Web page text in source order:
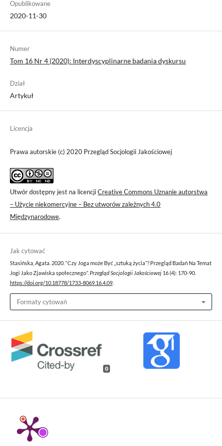
Opublikowane
2020-11-30
Numer
Tom 16 Nr 4 (2020): Interdyscyplinarne badania dyskursu
Dział
Artykuł
Licencja
Prawa autorskie (c) 2020 Przegląd Socjologii Jakościowej
Utwór dostępny jest na licencjiCreative Commons Uznanie autorstwa
– Użycie niekomercyjne – Bez utworów zależnych 4.0
Międzynarodowe.
Jak cytować
Stasińska, Agata. 2020. “Czy Joga może Być „sztuką życia”? Przegląd Badań Na Temat
Jogi Jako Zjawiska społecznego”. Przegląd Socjologii Jakościowej 16 (4): 170-90.
https://doi.org/10.18778/1733-8069.16.4.09
Formaty cytowań
0